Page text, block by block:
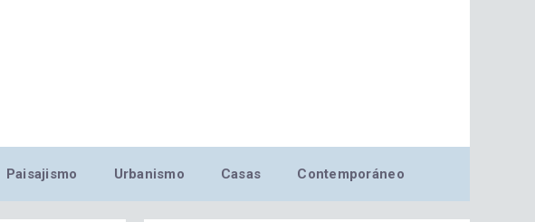
Paisajismo Urbanismo Casas Contemporáneo